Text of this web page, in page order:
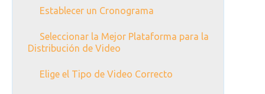
Establecer un Cronograma
Seleccionar la Mejor Plataforma para la
Distribución de Video
Elige el Tipo de Video Correcto